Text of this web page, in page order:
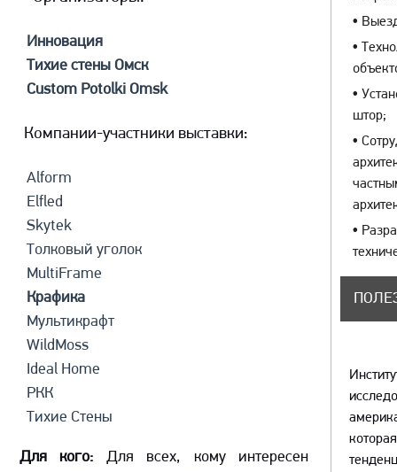
Инновация
Тихие стены Омск
Custom Potolki Omsk
Компании-участники выставки:
Alform
Elfled
Skytek
Толковый уголок
MultiFrame
Крафика
Мультикрафт
WildMoss
Ideal Home
РКК
Тихие Стены
Для кого: Для всех, кому интересен
•
•
•
штор;
•
•